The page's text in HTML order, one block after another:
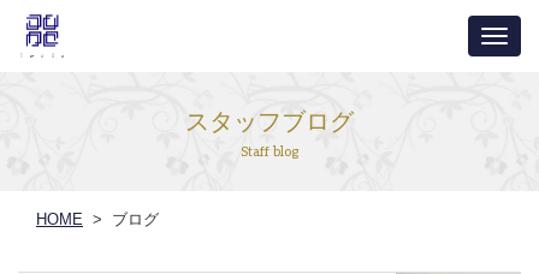
ナ
ビ
スタッフブログ
Staff blog
HOME > ブログ